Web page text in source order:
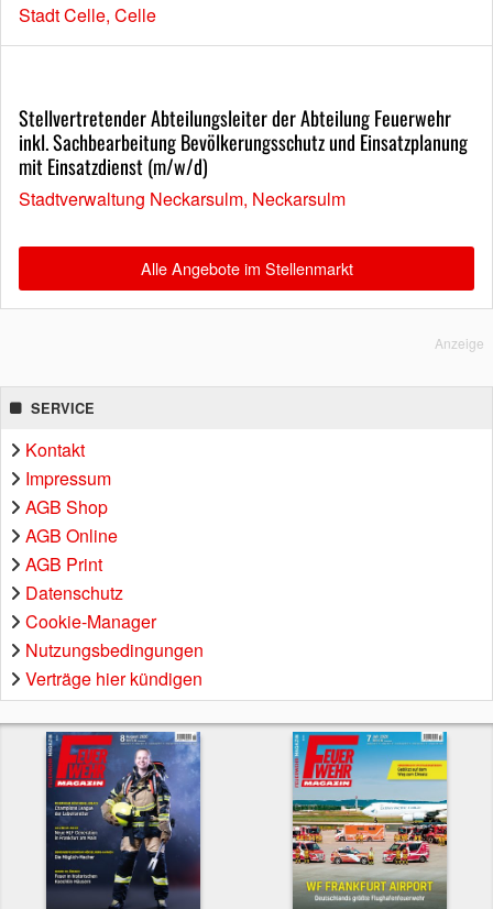
Stadt Celle, Celle
Stellvertretender Abteilungsleiter der Abteilung Feuerwehr
inkl. Sachbearbeitung Bevölkerungsschutz und Einsatzplanung
mit Einsatzdienst (m/w/d)
Stadtverwaltung Neckarsulm, Neckarsulm
Alle Angebote im Stellenmarkt
Anzeige
SERVICE
Kontakt
Impressum
AGB Shop
AGB Online
AGB Print
Datenschutz
Cookie-Manager
Nutzungsbedingungen
Verträge hier kündigen